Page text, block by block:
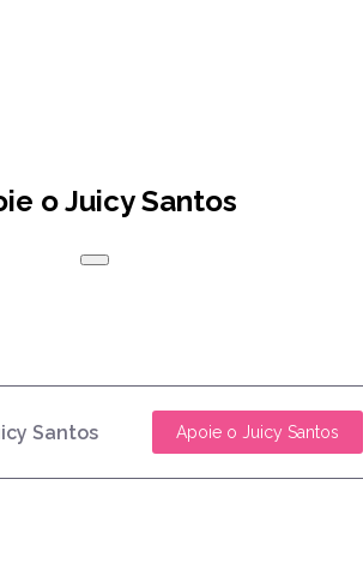
o Juicy Santos
Santos Apoie o Juicy Santos